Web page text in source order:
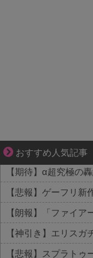
おすすめ人気記事
不器用な二人が辿り
【神引き】エリス